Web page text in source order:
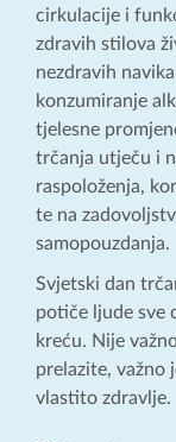
cirkulacije i
zdravih stilova
nezdravih
konzumiranje
tjelesne
trčanja utječu i
raspoloženja,
te na
samopouzdanja.
Svjetski dan
potiče ljude sve
kreću. Nije
prelazite, važno
vlastito zdravlje.